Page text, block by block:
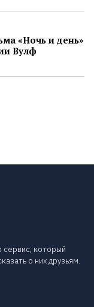
«Ночь и день»
Вулф
сервис, который
о них друзьям.